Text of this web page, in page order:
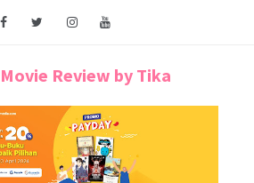
Review by Tika